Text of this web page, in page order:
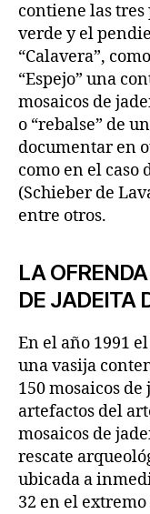
contiene las
verde y el
“Calavera”,
“Espejo” una
mosaicos de
o “rebalse” de
documentar en
como en el caso
(Schieber de
entre otros.
LA
DE JADEITA
En el año 1991
una vasija
150 mosaicos
artefactos del
mosaicos de
rescate
ubicada a
32 en el extremo